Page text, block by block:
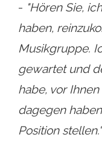
- "Hören Sie,
haben,
Musikgruppe.
gewartet und
habe, vor
dagegen
Position stellen."